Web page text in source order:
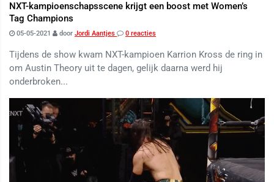
NXT-kampioenschapsscene krijgt een boost met Women’s
Tag Champions
05-05-2021 door Jordi Aantjes 0 reacties
Tijdens de show kwam NXT-kampioen Karrion Kross de ring in
om Austin Theory uit te dagen, gelijk daarna werd hij
onderbroken...